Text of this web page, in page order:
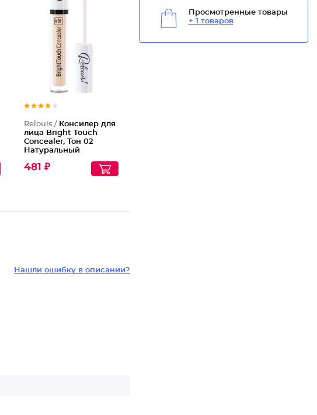
Relouis / Консилер для
лица Bright Touch
Concealer, Тон 02
Натуральный
481 ₽
Нашли ошибку в описании?
Просмотренные товары
+ 1 товаров